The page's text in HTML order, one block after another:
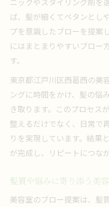
ば、髪が細くてペタンとし
プを意識したブローを提案
にはまとまりやすいブロー
す。
東京都江戸川区西葛西の美
ングに時間をかけ、髪の悩
き取ります。このプロセス
整えるだけでなく、日常で
りを実現しています。結果
が完成し、リピートにつな
髪質や悩みに寄り添う美
美容室のブロー提案は、髪